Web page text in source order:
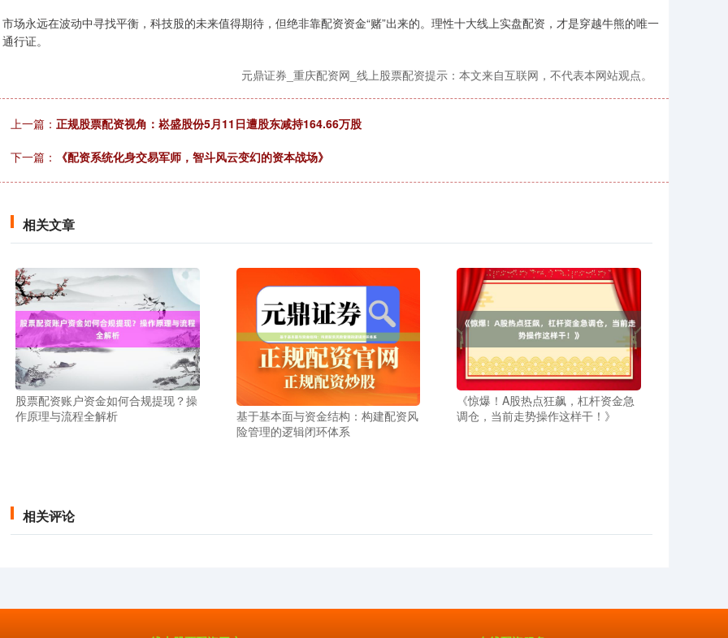
市场永远在波动中寻找平衡，科技股的未来值得期待，但绝非靠配资资金“赌”出来的。理性十大线上实盘配资，才是穿越牛熊的唯一
通行证。
元鼎证券_重庆配资网_线上股票配资提示：本文来自互联网，不代表本网站观点。
上一篇： 正规股票配资视角：崧盛股份5月11日遭股东减持164.66万股
下一篇： 《配资系统化身交易军师，智斗风云变幻的资本战场》
相关文章
股票配资账户资金如何合规提现？操
作原理与流程全解析
基于基本面与资金结构：构建配资风
险管理的逻辑闭环体系
《惊爆！A股热点狂飙，杠杆资金急
调仓，当前走势操作这样干！》
相关评论